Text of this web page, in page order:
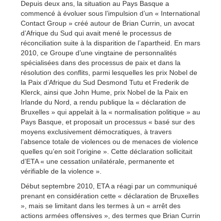
Depuis deux ans, la situation au Pays Basque a
commencé à évoluer sous l’impulsion d’un « International
Contact Group » créé autour de Brian Currin, un avocat
d’Afrique du Sud qui avait mené le processus de
réconciliation suite à la disparition de l’apartheid. En mars
2010, ce Groupe d’une vingtaine de personnalités
spécialisées dans des processus de paix et dans la
résolution des conflits, parmi lesquelles les prix Nobel de
la Paix d’Afrique du Sud Desmond Tutu et Frederik de
Klerck, ainsi que John Hume, prix Nobel de la Paix en
Irlande du Nord, a rendu publique la « déclaration de
Bruxelles » qui appelait à la « normalisation politique » au
Pays Basque, et proposait un processus « basé sur des
moyens exclusivement démocratiques, à travers
l’absence totale de violences ou de menaces de violence
quelles qu’en soit l’origine ». Cette déclaration sollicitait
d’ETA « une cessation unilatérale, permanente et
vérifiable de la violence ».
Début septembre 2010, ETA a réagi par un communiqué
prenant en considération cette « déclaration de Bruxelles
», mais se limitant dans les termes à un « arrêt des
actions armées offensives », des termes que Brian Currin